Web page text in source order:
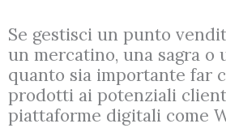
Se gestisci un punto
un mercatino, una sagra o
quanto sia importante far
prodotti ai potenziali
piattaforme digitali come